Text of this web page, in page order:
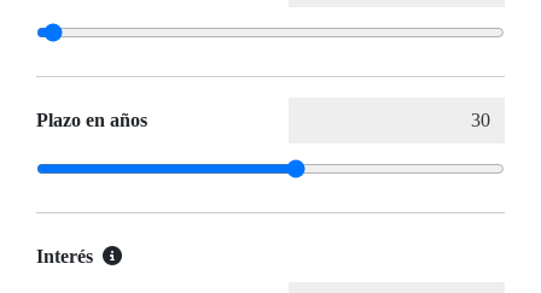
Plazo en años
Interés